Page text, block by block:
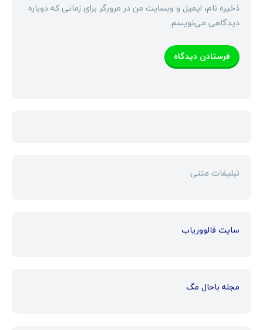
ذخیره نام، ایمیل و وبسایت من در مرورگر برای زمانی که دوباره
دیدگاهی می‌نویسم.
تبلیغات متنی
سایت فالووریاب
مجله باحال مگ